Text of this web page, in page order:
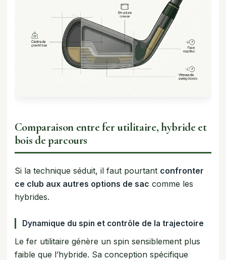
Comparaison entre fer utilitaire, hybride et
bois de parcours
Si la technique séduit, il faut pourtant confronter
ce club aux autres options de sac comme les
hybrides.
Dynamique du spin et contrôle de la trajectoire
Le fer utilitaire génère un spin sensiblement plus
faible que l’hybride. Sa conception spécifique